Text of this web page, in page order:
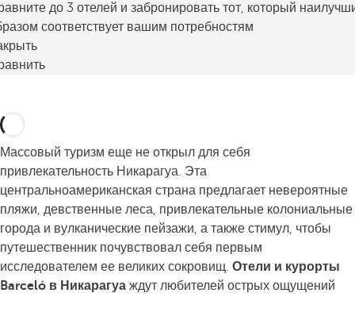
до 3 отелей и забронировать тот, который
соответствует вашим потребностям
Массовый туризм еще не открыл для себя
привлекательность Никарагуа. Эта
центральноамериканская страна предлагает невероятные
пляжи, девственные леса, привлекательные колониальные
города и вулканические пейзажи, а также стимул, чтобы
путешественник почувствовал себя первым
исследователем ее великих сокровищ. Отели и курорты
Barceló в Никарагуа ждут любителей острых ощущений